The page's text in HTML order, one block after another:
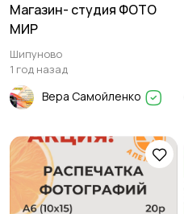
Магазин- студия ФОТО
МИР
Шипуново
1 год назад
Вера Самойленко